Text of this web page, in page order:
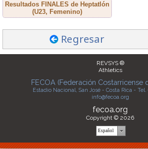
Resultados FINALES de Heptatlón
(U23, Femenino)
Regresar
REVSYS ®
Athletics
FECOA (Federación Costarricense
Estadio Nacional, San José - Costa Rica - Tel.
info@fecoa.org
fecoa.org
Copyright © 2026